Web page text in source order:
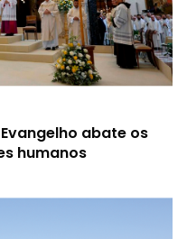
abate os
humanos